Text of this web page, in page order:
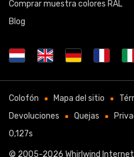
Comprar muestra colores RAL
Blog
Colofón Mapa del sitio
Devoluciones
Quejas
0,127s
© 2005-2026 Whirlwind Internet